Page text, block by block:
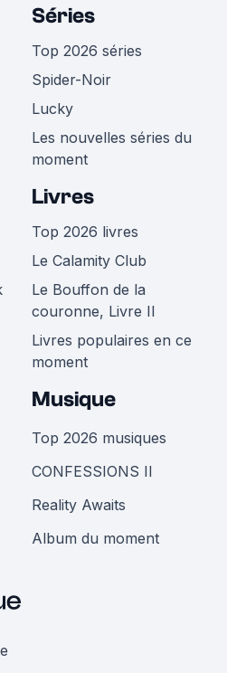
Séries
Top 2026 séries
Spider-Noir
Lucky
Les nouvelles séries du
moment
Livres
Top 2026 livres
Le Calamity Club
Le Bouffon de la
couronne, Livre II
Livres populaires en ce
moment
Musique
Top 2026 musiques
CONFESSIONS II
Reality Awaits
Album du moment